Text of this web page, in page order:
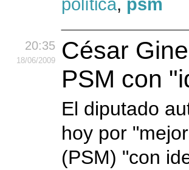
política, psm
20:35
18/06/2009
César
PSM con
El diputado
hoy por
(PSM) "con